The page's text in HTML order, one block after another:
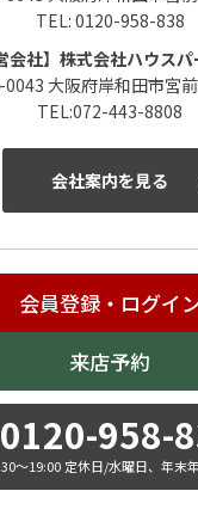
TEL: 0120-958-838
会社】株式会社ハウス
0043 大阪府岸和田市宮
TEL:072-443-8808
会社案内を見る
会員登録・ログイ
来店予約
0120-958-
～19:00 定休日/水曜日、年末